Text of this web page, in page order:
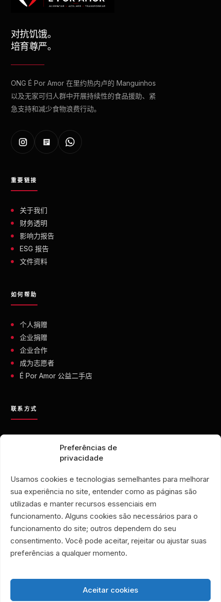
Preferências de
privacidade
Usamos cookies e tecnologias semelhantes para melhorar
sua experiência no site, entender como as páginas são
utilizadas e manter recursos essenciais em
funcionamento. Alguns cookies são necessários para o
funcionamento do site; outros dependem do seu
consentimento. Você pode aceitar, rejeitar ou ajustar suas
preferências a qualquer momento.
Aceitar cookies
对抗饥饿。
培育尊严。
ONG É Por Amor 在里约热内卢的 Manguinhos
以及无家可归人群中开展持续性的食品援助、紧
急支持和减少食物浪费行动。
重要链接
关于我们
财务透明
影响力报告
ESG 报告
文件资料
如何帮助
个人捐赠
企业捐赠
企业合作
成为志愿者
É Por Amor 公益二手店
联系方式
+55 21 99028-9090
ONG É POR AMOR
Manguinhos • 巴西里约热内卢
É POR AMOR 公益二手店
719 和 720 号店铺
Copacabana • 巴西里约热内卢